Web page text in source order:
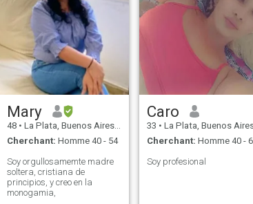
Mary
48 • La Plata, Buenos Aires, Argentine
Cherchant: Homme 40 - 54
Soy orgullosamemte madre
soltera, cristiana de
principios, y creo en la
monogamia,
Caro
33 • La Plata, Buenos Aires,
Cherchant: Homme 40 -
Soy profesional